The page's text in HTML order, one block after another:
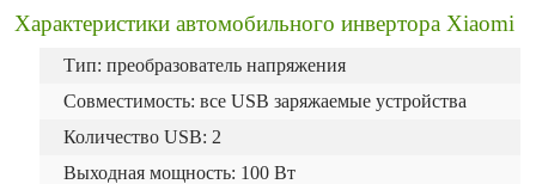
Характеристики автомобильного инвертора Xiaomi
Тип: преобразователь напряжения
Совместимость: все USB заряжаемые устройства
Количество USB: 2
Выходная мощность: 100 Вт